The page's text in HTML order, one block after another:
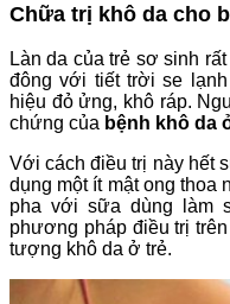
Chữa trị khô da cho
Làn da của trẻ sơ sinh
đông với tiết trời se
hiệu đỏ ửng, khô ráp.
chứng của bệnh khô da
Với cách điều trị này hết
dụng một ít mật ong thoa
pha với sữa dùng làm
phương pháp điều trị
tượng khô da ở trẻ.